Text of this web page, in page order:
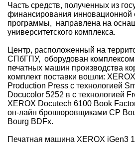
Часть средств, полученных из
финансирования инновационной
программы, направлена на
университетского комплекса.
Центр, расположенный на
СПбГПУ, оборудован
печатных машин производства
комплект поставки вошли:
Production Press с технологией
Docucolor 5252 в с технологией
XEROX Docutech 6100 Book
он-лайн брошюровщиками CP
Bourg BDFx.
Печатная машина XEROX iGen3